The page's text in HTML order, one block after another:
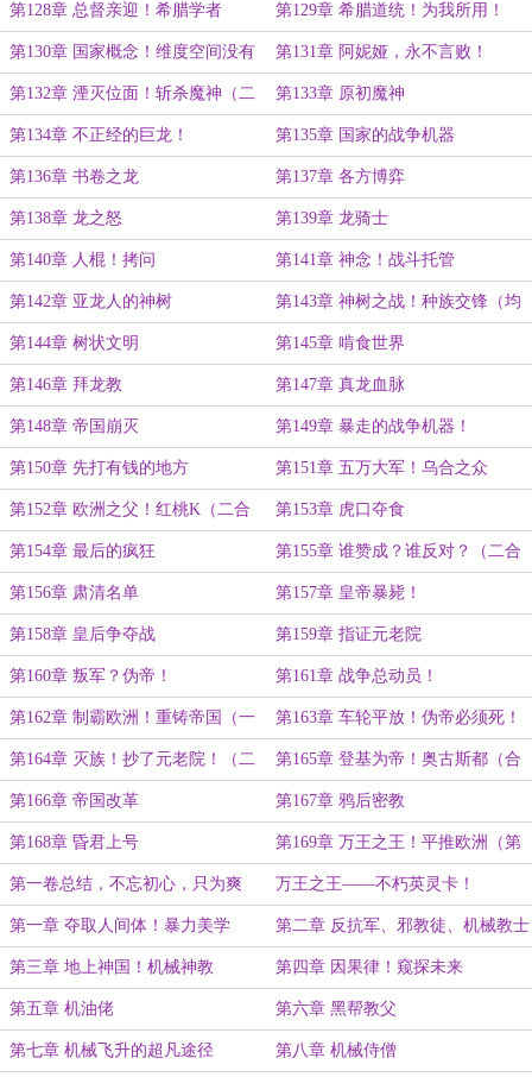
第128章 总督亲迎！希腊学者 第129章 希腊道统！为我所用！
第130章 国家概念！维度空间没有
极限
第131章 阿妮娅，永不言败！
第132章 湮灭位面！斩杀魔神（二
合一）
第133章 原初魔神
第134章 不正经的巨龙！ 第135章 国家的战争机器
第136章 书卷之龙 第137章 各方博弈
第138章 龙之怒 第139章 龙骑士
第140章 人棍！拷问 第141章 神念！战斗托管
第142章 亚龙人的神树 第143章 神树之战！种族交锋（均
订一万六加更）
第144章 树状文明 第145章 啃食世界
第146章 拜龙教 第147章 真龙血脉
第148章 帝国崩灭 第149章 暴走的战争机器！
第150章 先打有钱的地方 第151章 五万大军！乌合之众
第152章 欧洲之父！红桃K（二合
一）
第153章 虎口夺食
第154章 最后的疯狂 第155章 谁赞成？谁反对？（二合
一）
第156章 肃清名单 第157章 皇帝暴毙！
第158章 皇后争夺战 第159章 指证元老院
第160章 叛军？伪帝！ 第161章 战争总动员！
第162章 制霸欧洲！重铸帝国（一
万字）
第163章 车轮平放！伪帝必须死！
（九千字）
第164章 灭族！抄了元老院！（二
合一）
第165章 登基为帝！奥古斯都（合
一）
第166章 帝国改革 第167章 鸦后密教
第168章 昏君上号 第169章 万王之王！平推欧洲（第
一卷完）
第一卷总结，不忘初心，只为爽
文。
万王之王——不朽英灵卡！
第一章 夺取人间体！暴力美学 第二章 反抗军、邪教徒、机械教士
第三章 地上神国！机械神教 第四章 因果律！窥探未来
第五章 机油佬 第六章 黑帮教父
第七章 机械飞升的超凡途径 第八章 机械侍僧